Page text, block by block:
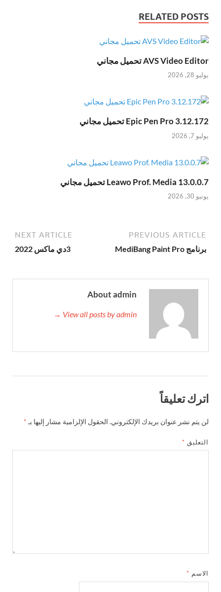
RELATED POSTS
AVS Video Editor تحميل مجاني
يوليو 28, 2026
Epic Pen Pro 3.12.172 تحميل مجاني
يوليو 7, 2026
Leawo Prof. Media 13.0.0.7 تحميل مجاني
يونيو 30, 2026
PREVIOUS ARTICLE
برنامج MediBang Paint Pro
NEXT ARTICLE
3دي ماكس 2022
About admin
View all posts by admin →
اترك تعليقاً
لن يتم نشر عنوان بريدك الإلكتروني. الحقول الإلزامية مشار إليها بـ *
التعليق *
الاسم *